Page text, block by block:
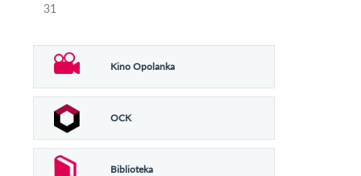
31
Kino Opolanka
OCK
Biblioteka